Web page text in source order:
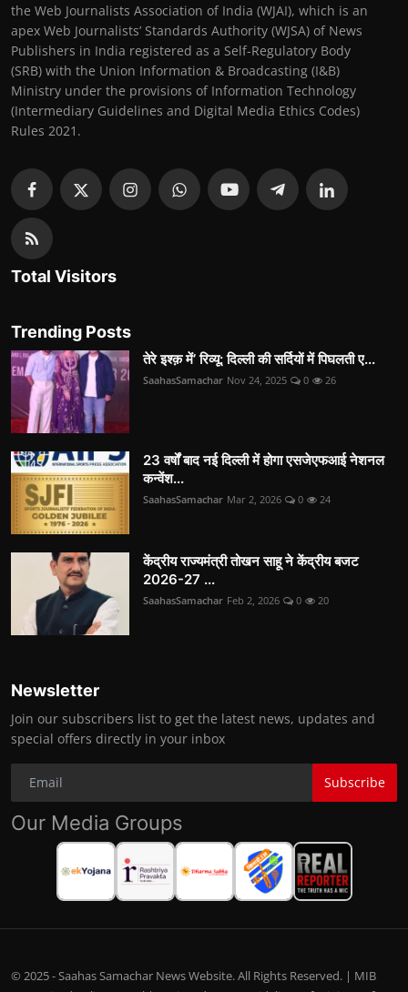
the Web Journalists Association of India (WJAI), which is an
apex Web Journalists’ Standards Authority (WJSA) of News
Publishers in India registered as a Self-Regulatory Body
(SRB) with the Union Information & Broadcasting (I&B)
Ministry under the provisions of Information Technology
(Intermediary Guidelines and Digital Media Ethics Codes)
Rules 2021.
Total Visitors
Trending Posts
तेरे इश्क़ में’ रिव्यू: दिल्ली की सर्दियों में पिघलती ए...
SaahasSamachar Nov 24, 2025 0 26
23 वर्षों बाद नई दिल्ली में होगा एसजेएफआई नेशनल
कन्वेंश...
SaahasSamachar Mar 2, 2026 0 24
केंद्रीय राज्यमंत्री तोखन साहू ने केंद्रीय बजट
2026-27 ...
SaahasSamachar Feb 2, 2026 0 20
Newsletter
Join our subscribers list to get the latest news, updates and
special offers directly in your inbox
Subscribe
Our Media Groups
© 2025 - Saahas Samachar News Website. All Rights Reserved. | MIB